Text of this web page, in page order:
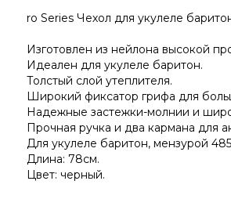
ro Series Чехол для укулеле
Изготовлен из нейлона высокой
Идеален для укулеле баритон.
Толстый слой утеплителя.
Широкий фиксатор грифа для
Надежные застежки-молнии и
Прочная ручка и два кармана для
Для укулеле баритон, мензурой
Длина: 78см.
Цвет: черный.